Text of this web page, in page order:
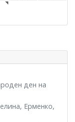
ден на
Ерменко,